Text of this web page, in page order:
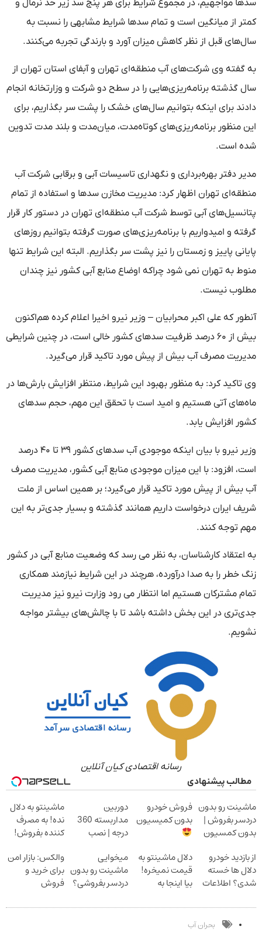
سدها مواجهیم، در مجموع شرایط برای هر پنج سد زیر حد نرمال و
کمتر از میانگین است و تمام سدها شرایط مشابهی را نسبت به
سال‌های قبل از نظر کاهش میزان آورد و بارندگی تجربه می‌کنند.
به گفته وی شرکت‌های آب منطقه‌ای تهران و آبفای استان تهران از
سال گذشته برنامه‌ریزی‌هایی را در سطح دو شرکت و وزارتخانه انجام
دادند برای اینکه بتوانیم سال‌های خشک را پشت سر بگذاریم، برای
این منظور برنامه‌ریزی‌های کوتاه‌مدت، میان‌مدت و بلند مدت تدوین
شده است.
مدیر دفتر بهره‌برداری و نگهداری تاسیسات آبی و برقابی شرکت آب
منطقه‌ای تهران اظهار کرد: مدیریت مخازن سدها و استفاده از تمام
پتانسیل‌های آبی توسط شرکت آب منطقه‌ای تهران در دستور کار قرار
گرفته و امیدواریم با برنامه‌ریزی‌های صورت گرفته بتوانیم روزهای
پایانی پاییز و زمستان را نیز پشت سر بگذاریم. البته این شرایط تنها
منوط به تهران نمی شود چراکه اوضاع منابع آبی کشور نیز چندان
مطلوب نیست.
آنطور که علی اکبر محرابیان – وزیر نیرو اخیرا اعلام کرده هم‌اکنون
بیش از ۶۰ درصد ظرفیت سدهای کشور خالی است، در چنین شرایطی
مدیریت مصرف آب بیش از پیش مورد تاکید قرار می‌گیرد.
وی تاکید کرد: به منظور بهبود این شرایط، منتظر افزایش بارش‌ها در
ماه‌های آتی هستیم و امید است با تحقق این مهم، حجم سدهای
کشور افزایش یابد.
وزیر نیرو با بیان اینکه موجودی آب سدهای کشور ۳۹ تا ۴۰ درصد
است، افزود: با این میزان موجودی منابع آبی کشور، مدیریت مصرف
آب بیش از پیش مورد تاکید قرار می‌گیرد؛ بر همین اساس از ملت
شریف ایران درخواست داریم همانند گذشته و بسیار جدی‌تر به این
مهم توجه کنند.
به اعتقاد کارشناسان، به نظر می رسد که وضعیت منابع آبی در کشور
زنگ خطر را به صدا درآورده، هرچند در این شرایط نیازمند همکاری
تمام مشترکان هستیم اما انتظار می رود وزارت نیرو نیز مدیریت
جدی‌تری در این بخش داشته باشد تا با چالش‌های بیشتر مواجه
نشویم.
رسانه اقتصادی کیان آنلاین
مطالب پیشنهادی
ماشینت رو بدون
دردسر بفروش |
بدون کمسیون
فروش خودرو
بدون کمیسیون
دوربین
مداربسته 360
درجه | نصب
ماشینتو به دلال
نده! به مصرف
کننده بفروش!
یک تماس
از بازدید خودرو
دلال ها خسته
شدی؟ اطلاعات
ثبت کن
دلال ماشینتو به
قیمت نمیخره!
بیا اینجا به
بفروش*فقط
خریدار واقعی*
میخوایی
ماشینت رو بدون
دردسر بفروشی؟
والکس: بازار امن
برای خرید و
فروش
دیجیتال
بحران آب